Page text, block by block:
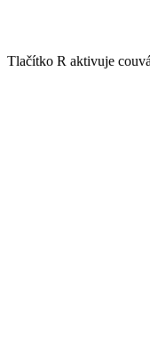
Tlačítko R aktivuje